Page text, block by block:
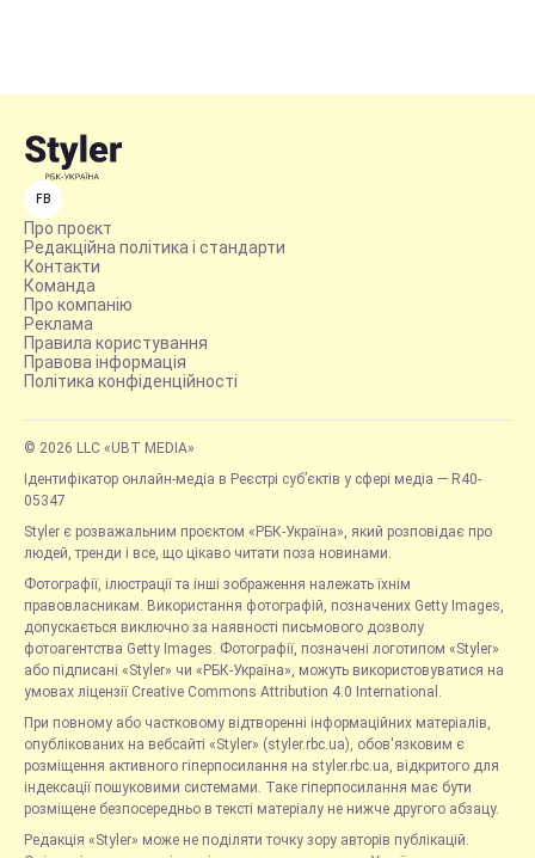
FB
Про проєкт
Редакційна політика і стандарти
Контакти
Команда
Про компанію
Реклама
Правила користування
Правова інформація
Політика конфіденційності
© 2026 LLC «UBT MEDIA»
Ідентифікатор онлайн-медіа в Реєстрі суб’єктів у сфері медіа — R40-
05347
Styler є розважальним проєктом «РБК-Україна», який розповідає про
людей, тренди і все, що цікаво читати поза новинами.
Фотографії, ілюстрації та інші зображення належать їхнім
правовласникам. Використання фотографій, позначених Getty Images,
допускається виключно за наявності письмового дозволу
фотоагентства Getty Images. Фотографії, позначені логотипом «Styler»
або підписані «Styler» чи «РБК-Україна», можуть використовуватися на
умовах ліцензії Creative Commons Attribution 4.0 International.
При повному або частковому відтворенні інформаційних матеріалів,
опублікованих на вебсайті «Styler» (styler.rbc.ua), обов'язковим є
розміщення активного гіперпосилання на styler.rbc.ua, відкритого для
індексації пошуковими системами. Таке гіперпосилання має бути
розміщене безпосередньо в тексті матеріалу не нижче другого абзацу.
Редакція «Styler» може не поділяти точку зору авторів публікацій.